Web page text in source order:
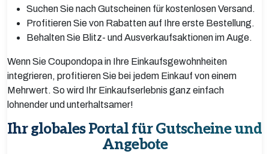
Suchen Sie nach Gutscheinen für kostenlosen Versand.
Profitieren Sie von Rabatten auf Ihre erste Bestellung.
Behalten Sie Blitz- und Ausverkaufsaktionen im Auge.
Wenn Sie Coupondopa in Ihre Einkaufsgewohnheiten
integrieren, profitieren Sie bei jedem Einkauf von einem
Mehrwert. So wird Ihr Einkaufserlebnis ganz einfach
lohnender und unterhaltsamer!
Ihr globales Portal für Gutscheine und
Angebote